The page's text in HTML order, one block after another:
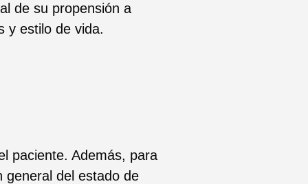
de su propensión a
y estilo de vida.
paciente. Además, para
general del estado de